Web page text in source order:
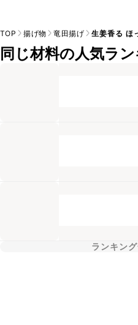
TOP 揚げ物 竜田揚げ 生姜香る ほ
同じ材料の人気ラ
ランキン